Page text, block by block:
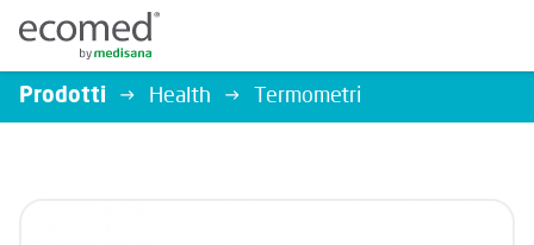
Prodotti Health Termometri